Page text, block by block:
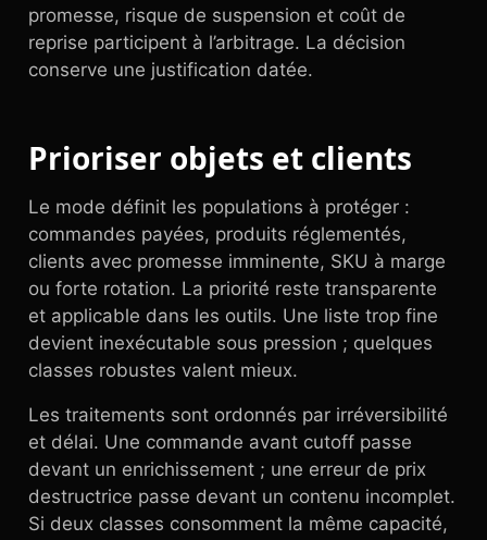
promesse, risque de suspension et coût de
reprise participent à l’arbitrage. La décision
conserve une justification datée.
Prioriser objets et clients
Le mode définit les populations à protéger :
commandes payées, produits réglementés,
clients avec promesse imminente, SKU à marge
ou forte rotation. La priorité reste transparente
et applicable dans les outils. Une liste trop fine
devient inexécutable sous pression ; quelques
classes robustes valent mieux.
Les traitements sont ordonnés par irréversibilité
et délai. Une commande avant cutoff passe
devant un enrichissement ; une erreur de prix
destructrice passe devant un contenu incomplet.
Si deux classes consomment la même capacité,